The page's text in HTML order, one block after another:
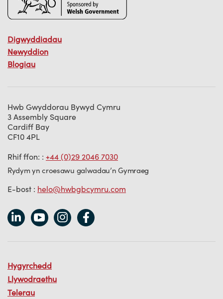
Digwyddiadau
Newyddion
Blogiau
Hwb Gwyddorau Bywyd Cymru
3 Assembly Square
Cardiff Bay
CF10 4PL
Rhif ffon: : +44 (0)29 2046 7030
Rydym yn croesawu galwadau’n Gymraeg
E-bost : helo@hwbgbcymru.com
Hygyrchedd
Llywodraethu
Telerau